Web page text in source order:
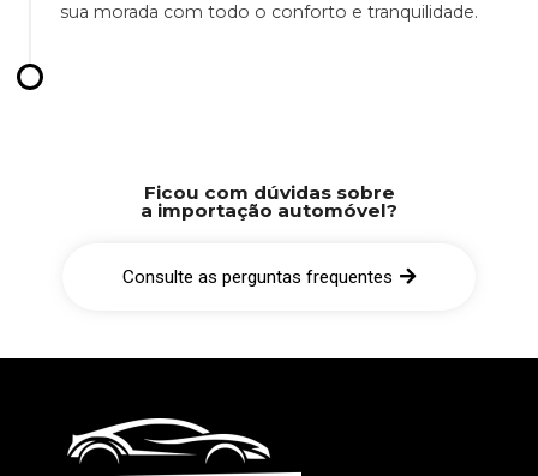
sua morada com todo o conforto e tranquilidade.
Ficou com dúvidas sobre
a importação automóvel?
Consulte as perguntas frequentes